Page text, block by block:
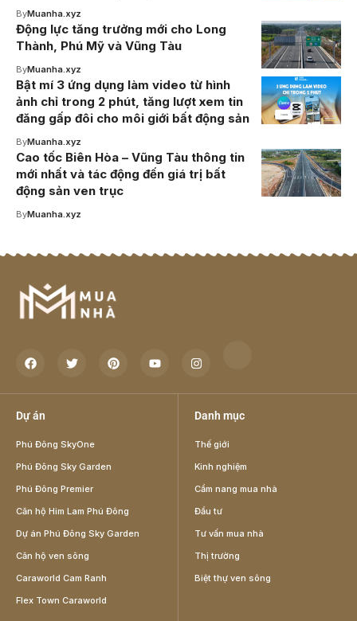
ByMuanha.xyz
Động lực tăng trưởng mới cho Long
Thành, Phú Mỹ và Vũng Tàu
ByMuanha.xyz
Bật mí 3 ứng dụng làm video từ hình
ảnh chỉ trong 2 phút, tăng lượt xem tin
đăng gấp đôi cho môi giới bất động sản
ByMuanha.xyz
Cao tốc Biên Hòa – Vũng Tàu thông tin
mới nhất và tác động đến giá trị bất
động sản ven trục
ByMuanha.xyz
Dự án
Phú Đông SkyOne
Phú Đông Sky Garden
Phú Đông Premier
Căn hộ Him Lam Phú Đông
Dự án Phú Đông Sky Garden
Căn hộ ven sông
Caraworld Cam Ranh
Flex Town Caraworld
Danh mục
Thế giới
Kinh nghiệm
Cẩm nang mua nhà
Đầu tư
Tư vấn mua nhà
Thị trường
Biệt thự ven sông